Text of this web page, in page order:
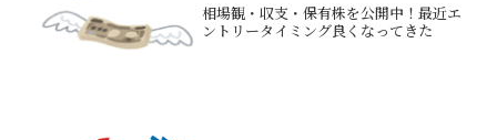
相場観・収支・保有株を公開中！最近エ
ントリータイミング良くなってきた